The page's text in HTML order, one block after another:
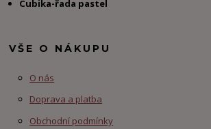
Cubika-řada pastel
VŠE O NÁKUPU
O nás
Doprava a platba
Obchodní podmínky